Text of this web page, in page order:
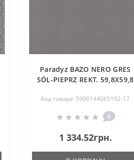
Paradyz BAZO NERO GRES
SÓL-PIEPRZ REKT. 59,8X59,8
Код товара: 5900144065192-17
0
1 334.52грн.